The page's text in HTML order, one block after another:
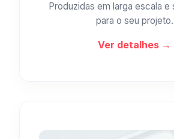
Produzidas em larga escala e
para o seu projeto.
Ver detalhes →